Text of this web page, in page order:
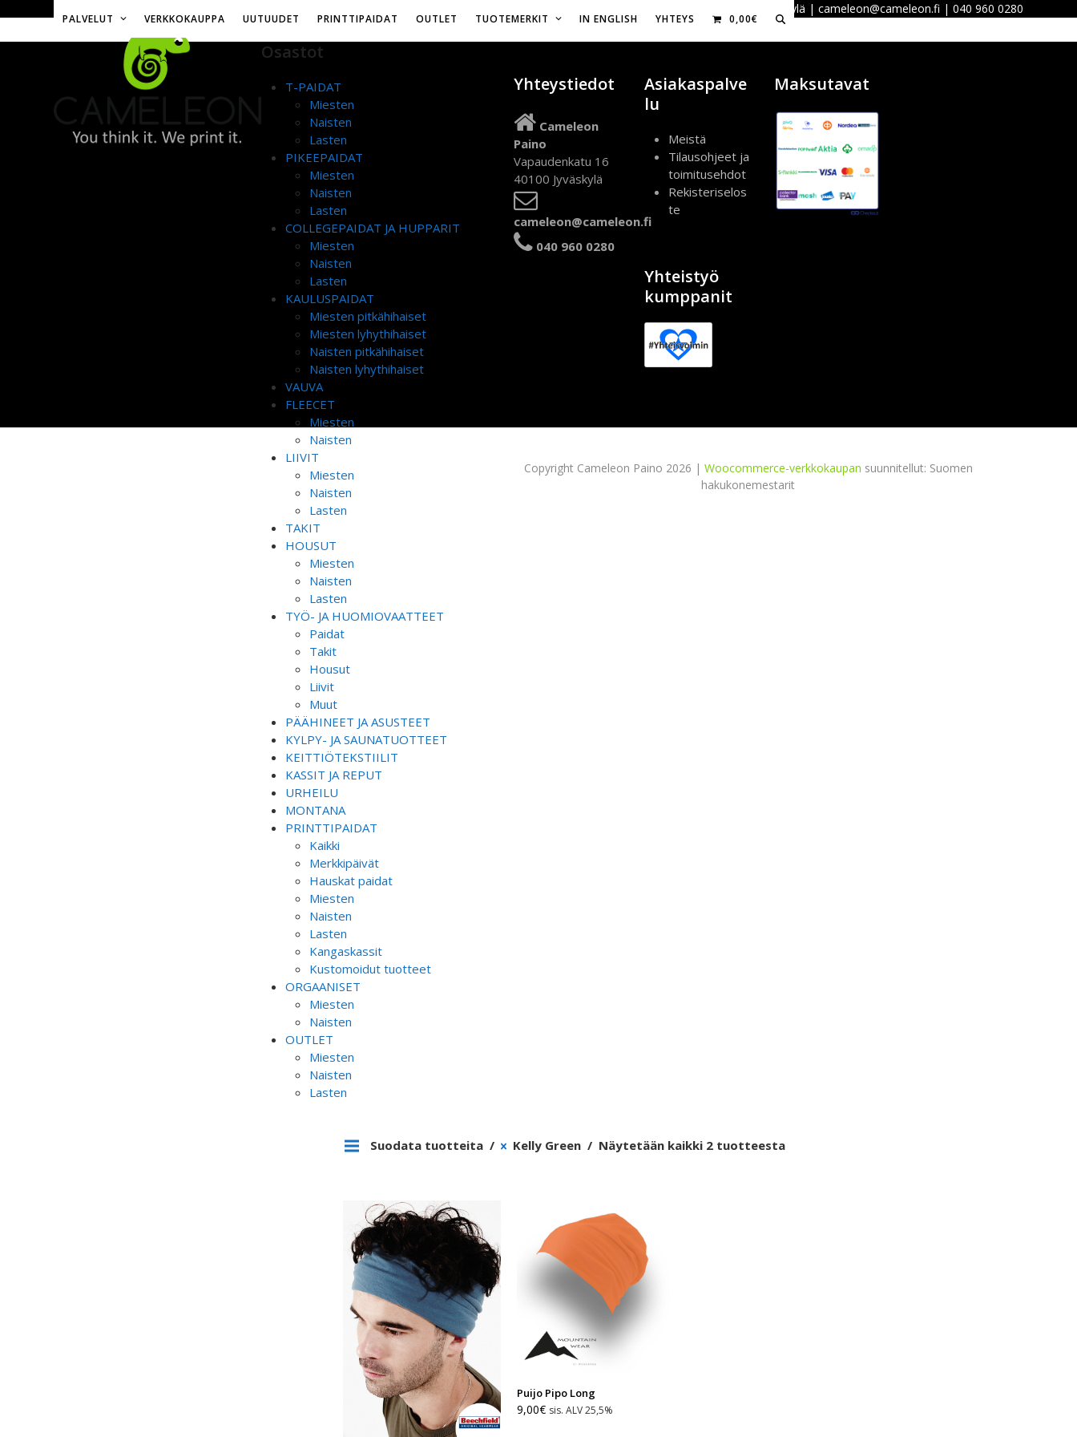
content
Vapaudenkatu 16, 40100 Jyväskylä | cameleon@cameleon.fi | 040 960 0280
PALVELUT VERKKOKAUPPA UUTUUDET PRINTTIPAIDAT OUTLET TUOTEMERKIT IN ENGLISH YHTEYS 0,00€
Osastot
T-PAIDAT
Miesten
Naisten
Lasten
PIKEEPAIDAT
Miesten
Naisten
Lasten
COLLEGEPAIDAT JA HUPPARIT
Miesten
Naisten
Lasten
KAULUSPAIDAT
Miesten pitkähihaiset
Miesten lyhythihaiset
Naisten pitkähihaiset
Naisten lyhythihaiset
VAUVA
FLEECET
Miesten
Naisten
LIIVIT
Miesten
Naisten
Lasten
TAKIT
HOUSUT
Miesten
Naisten
Lasten
TYÖ- JA HUOMIOVAATTEET
Paidat
Takit
Housut
Liivit
Muut
PÄÄHINEET JA ASUSTEET
KYLPY- JA SAUNATUOTTEET
KEITTIÖTEKSTIILIT
KASSIT JA REPUT
URHEILU
MONTANA
PRINTTIPAIDAT
Kaikki
Merkkipäivät
Hauskat paidat
Miesten
Naisten
Lasten
Kangaskassit
Kustomoidut tuotteet
ORGAANISET
Miesten
Naisten
OUTLET
Miesten
Naisten
Lasten
Suodata tuotteita Kelly Green Näytetään kaikki 2 tuotteesta
Puijo Pipo Long
9,00€ sis. ALV 25,5%
Yhteystiedot
Cameleon
Paino
Vapaudenkatu 16
40100 Jyväskylä
cameleon@cameleon.fi
040 960 0280
Asiakaspalve
lu
Meistä
Tilausohjeet ja
toimitusehdot
Rekisteriselos
te
Yhteistyö
kumppanit
Maksutavat
Copyright Cameleon Paino 2026 | Woocommerce-verkkokaupan suunnitellut: Suomen
hakukonemestarit